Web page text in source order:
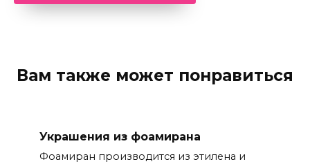
Вам также может понравиться
Украшения из фоамирана
Фоамиран производится из этилена и